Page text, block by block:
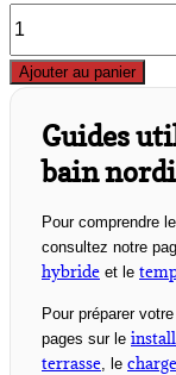
quantité
Réchauffeur
bain
nordique
nordique
Ajouter au panier
Guides
bain
Pour comprendre
consultez notre
hybride et le
Pour préparer
pages sur le
terrasse , le